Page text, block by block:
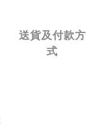
送貨及付款方
式